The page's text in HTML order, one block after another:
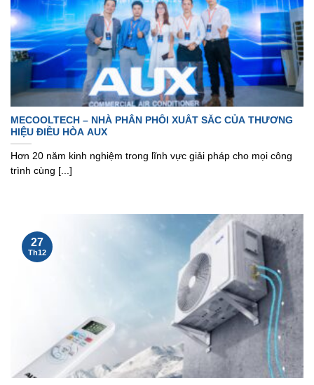
MECOOLTECH – NHÀ PHÂN PHỐI XUẤT SẮC CỦA THƯƠNG
HIỆU ĐIỀU HÒA AUX
Hơn 20 năm kinh nghiệm trong lĩnh vực giải pháp cho mọi công
trình cùng [...]
27
Th12